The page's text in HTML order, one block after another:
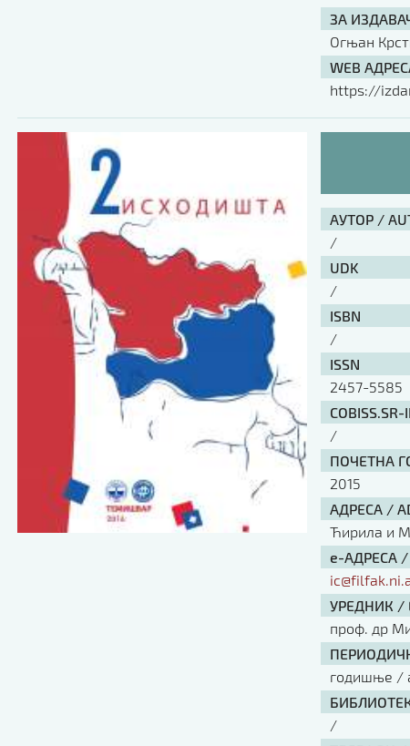
ЗА
Огњан
WEB
https://
АУТОР /
/
UDK
/
ISBN
/
ISSN
2457-5585
COBISS.SR-
/
ПОЧЕТНА
2015
АДРЕСА /
Ћирила и
е-АДРЕСА /
УРЕДНИК /
проф. др
годишње /
/